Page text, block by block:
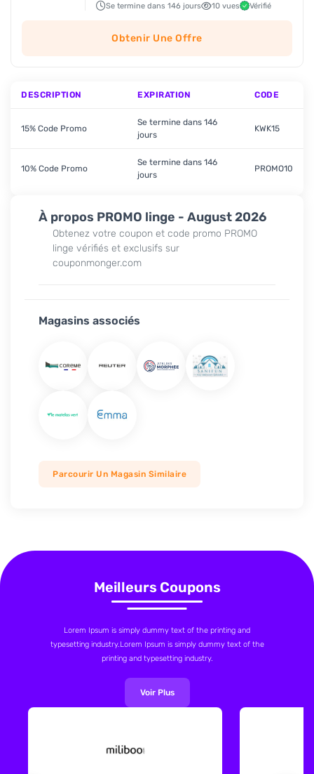
À propos PROMO linge - August 2026
Obtenez votre coupon et code promo PROMO
linge vérifiés et exclusifs sur
couponmonger.com
Magasins associés
Parcourir Un Magasin Similaire
Se termine dans 146 jours 10 vues Vérifié
Obtenir Une Offre
DESCRIPTION EXPIRATION CODE
15% Code Promo
Se termine dans 146
jours
KWK15
10% Code Promo
Se termine dans 146
jours
PROMO10
Meilleurs Coupons
Lorem Ipsum is simply dummy text of the printing and
typesetting industry.Lorem Ipsum is simply dummy text of the
printing and typesetting industry.
Voir Plus